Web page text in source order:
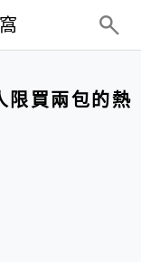
限買兩包的熱